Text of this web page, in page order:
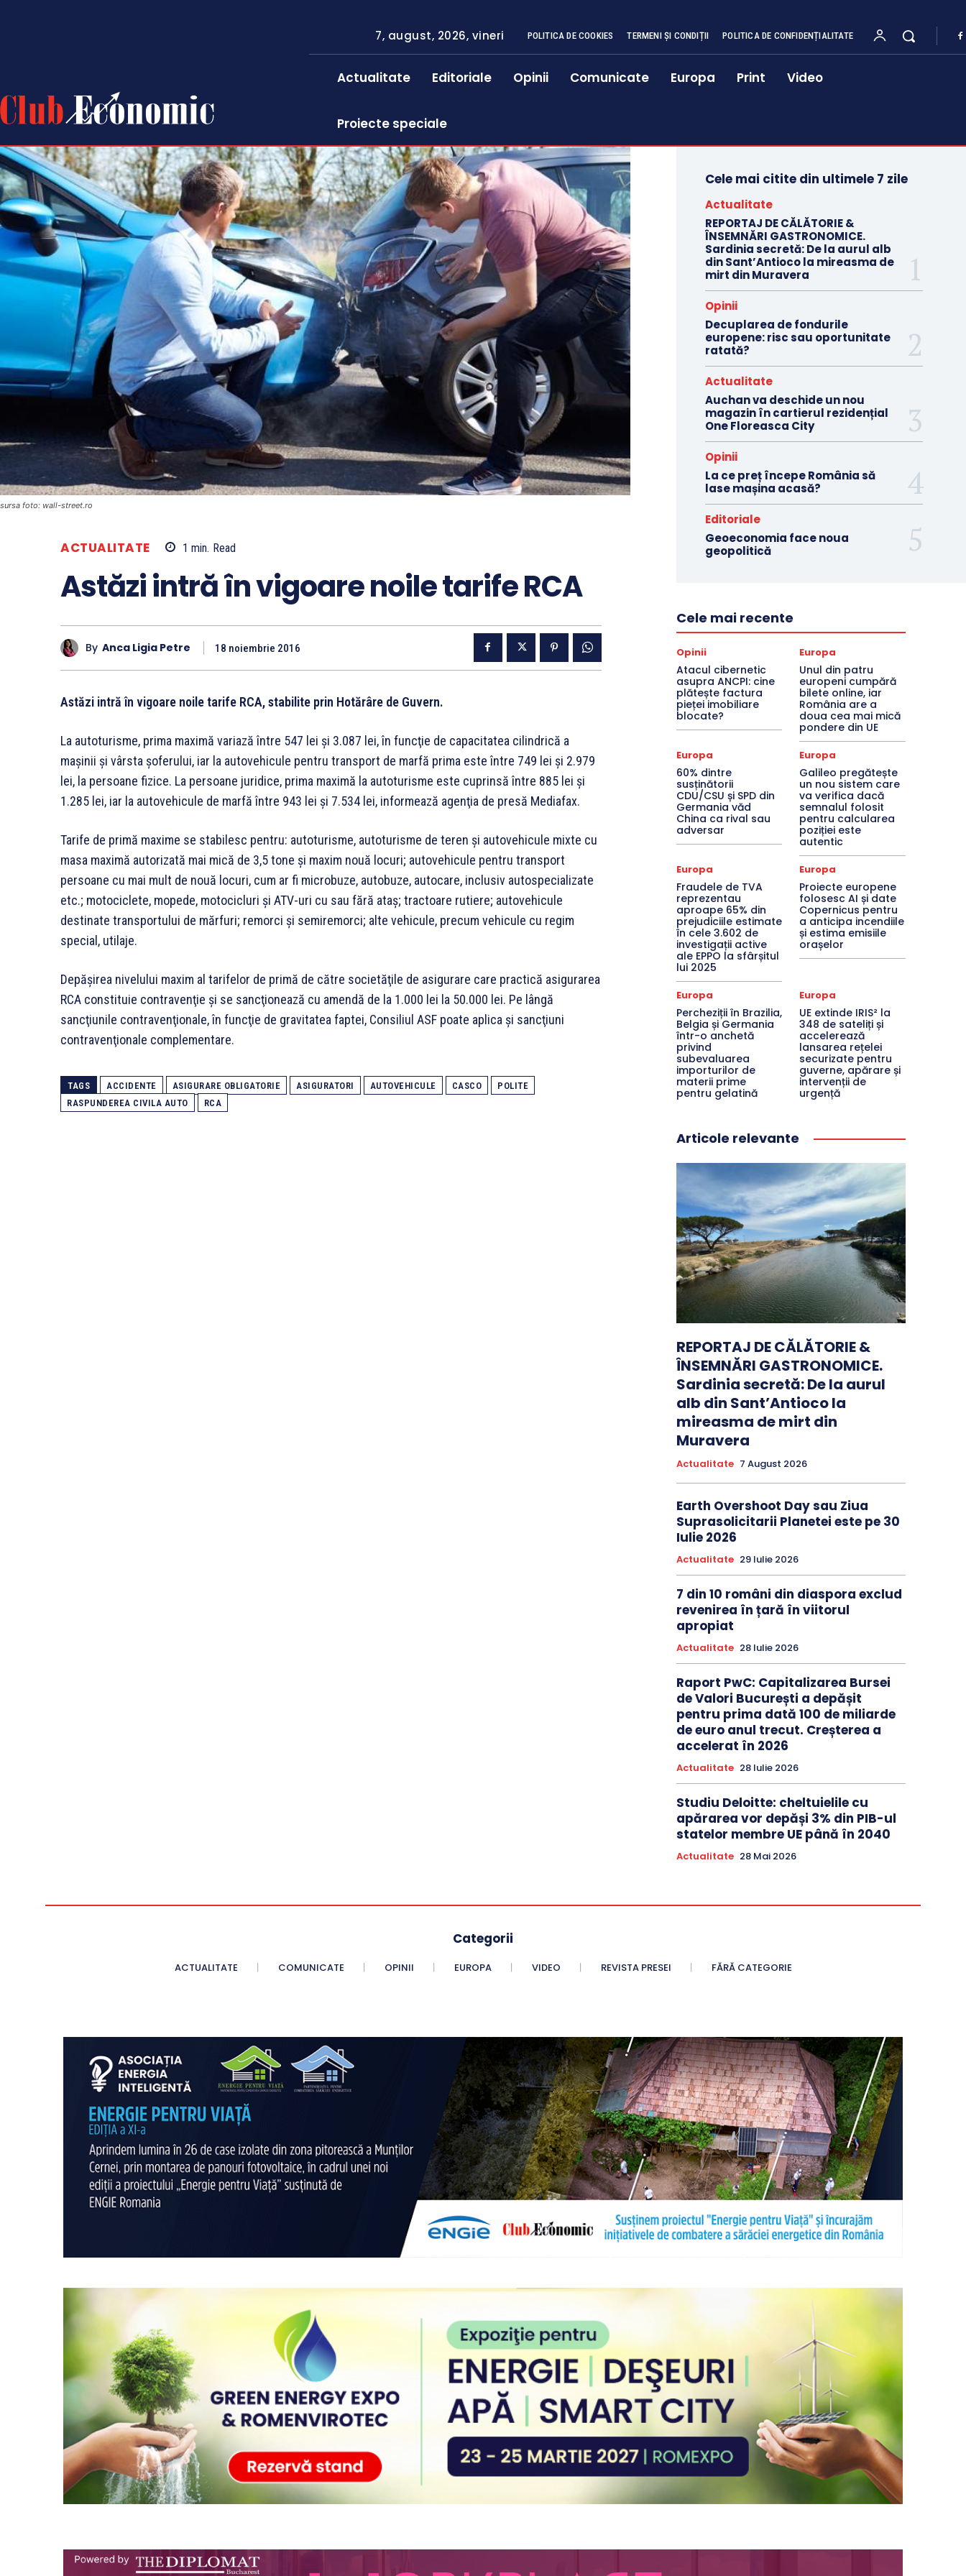
7, august, 2026, vineri POLITICA DE COOKIES TERMENI ȘI CONDIȚII POLITICA DE CONFIDENȚIALITATE
Actualitate Editoriale Opinii Comunicate Europa Print Video
Proiecte speciale
sursa foto: wall-street.ro
ACTUALITATE 1 min. Read
Astăzi intră în vigoare noile tarife RCA
By Anca Ligia Petre 18 noiembrie 2016
Astăzi intră în vigoare noile tarife RCA, stabilite prin Hotărâre de Guvern.
La autoturisme, prima maximă variază între 547 lei şi 3.087 lei, în funcţie de capacitatea cilindrică a
maşinii şi vârsta şoferului, iar la autovehicule pentru transport de marfă prima este între 749 lei şi 2.979
lei, la persoane fizice. La persoane juridice, prima maximă la autoturisme este cuprinsă între 885 lei şi
1.285 lei, iar la autovehicule de marfă între 943 lei şi 7.534 lei, informează agenţia de presă Mediafax.
Tarife de primă maxime se stabilesc pentru: autoturisme, autoturisme de teren şi autovehicule mixte cu
masa maximă autorizată mai mică de 3,5 tone şi maxim nouă locuri; autovehicule pentru transport
persoane cu mai mult de nouă locuri, cum ar fi microbuze, autobuze, autocare, inclusiv autospecializate
etc.; motociclete, mopede, motocicluri şi ATV-uri cu sau fără ataş; tractoare rutiere; autovehicule
destinate transportului de mărfuri; remorci şi semiremorci; alte vehicule, precum vehicule cu regim
special, utilaje.
Depăşirea nivelului maxim al tarifelor de primă de către societăţile de asigurare care practică asigurarea
RCA constituie contravenţie şi se sancţionează cu amendă de la 1.000 lei la 50.000 lei. Pe lângă
sancţiunile contravenţionale, în funcţie de gravitatea faptei, Consiliul ASF poate aplica şi sancţiuni
contravenţionale complementare.
TAGS ACCIDENTE ASIGURARE OBLIGATORIE ASIGURATORI AUTOVEHICULE CASCO
POLITE
RASPUNDEREA CIVILA AUTO
RCA
Cele mai citite din ultimele 7 zile
Actualitate
REPORTAJ DE CĂLĂTORIE &
ÎNSEMNĂRI GASTRONOMICE.
Sardinia secretă: De la aurul alb
din Sant’Antioco la mireasma de
mirt din Muravera
Opinii
Decuplarea de fondurile
europene: risc sau oportunitate
ratată?
Actualitate
Auchan va deschide un nou
magazin în cartierul rezidențial
One Floreasca City
Opinii
La ce preț începe România să
lase mașina acasă?
Editoriale
Geoeconomia face noua
geopolitică
Cele mai recente
Opinii
Atacul cibernetic
asupra ANCPI: cine
plătește factura
pieței imobiliare
blocate?
Europa
Unul din patru
europeni cumpără
bilete online, iar
România are a
doua cea mai mică
pondere din UE
Europa
60% dintre
susținătorii
CDU/CSU și SPD din
Germania văd
China ca rival sau
adversar
Europa
Galileo pregătește
un nou sistem care
va verifica dacă
semnalul folosit
pentru calcularea
poziției este
autentic
Europa
Fraudele de TVA
reprezentau
aproape 65% din
prejudiciile estimate
în cele 3.602 de
investigații active
ale EPPO la sfârșitul
lui 2025
Europa
Proiecte europene
folosesc AI și date
Copernicus pentru
a anticipa incendiile
și estima emisiile
orașelor
Europa
Percheziții în Brazilia,
Belgia și Germania
într-o anchetă
privind
subevaluarea
importurilor de
materii prime
pentru gelatină
Europa
UE extinde IRIS² la
348 de sateliți și
accelerează
lansarea rețelei
securizate pentru
guverne, apărare și
intervenții de
urgență
Articole relevante
REPORTAJ DE CĂLĂTORIE &
ÎNSEMNĂRI GASTRONOMICE.
Sardinia secretă: De la aurul
alb din Sant’Antioco la
mireasma de mirt din
Muravera
Actualitate 7 August 2026
Earth Overshoot Day sau Ziua
Suprasolicitarii Planetei este pe 30
Iulie 2026
Actualitate 29 Iulie 2026
7 din 10 români din diaspora exclud
revenirea în țară în viitorul
apropiat
Actualitate 28 Iulie 2026
Raport PwC: Capitalizarea Bursei
de Valori București a depășit
pentru prima dată 100 de miliarde
de euro anul trecut. Creșterea a
accelerat în 2026
Actualitate 28 Iulie 2026
Studiu Deloitte: cheltuielile cu
apărarea vor depăși 3% din PIB-ul
statelor membre UE până în 2040
Actualitate 28 Mai 2026
Categorii
ACTUALITATE COMUNICATE OPINII EUROPA VIDEO REVISTA PRESEI FĂRĂ CATEGORIE